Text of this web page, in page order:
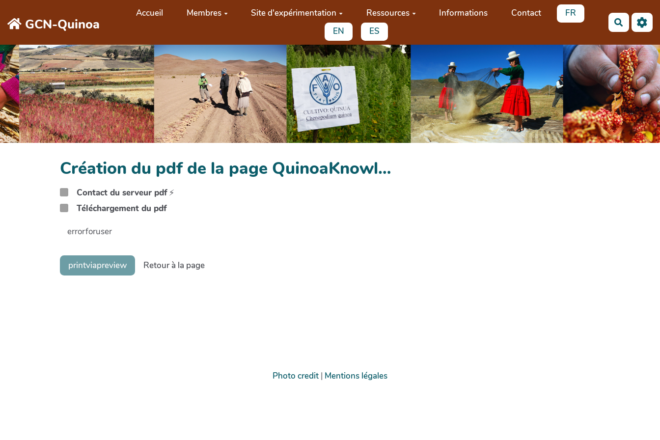
GCN-Quinoa
Accueil Membres Site d'expérimentation Ressources Informations Contact
FR
EN
ES
Création du pdf de la page QuinoaKnowl…
Contact du serveur pdf ⚡
Téléchargement du pdf
errorforuser
printviapreview Retour à la page
Photo credit | Mentions légales